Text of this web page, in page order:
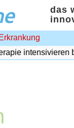
das
intensivieren bei